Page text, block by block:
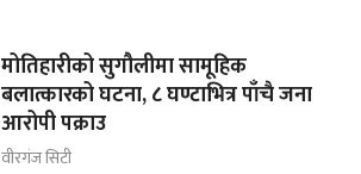
मोतिहारीको सुगौलीमा सामूहिक
बलात्कारको घटना, ८ घण्टाभित्र पाँचै जना
आरोपी पक्राउ
वीरगंज सिटी